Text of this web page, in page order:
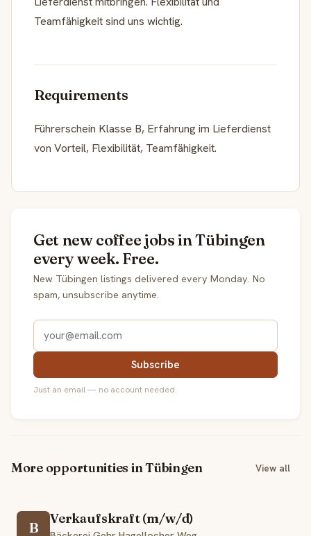
Teamfähigkeit sind uns wichtig.
Requirements
Führerschein Klasse B, Erfahrung im Lieferdienst
von Vorteil, Flexibilität, Teamfähigkeit.
Get new coffee jobs in Tübingen
every week. Free.
New Tübingen listings delivered every Monday. No
spam, unsubscribe anytime.
Subscribe
Just an email — no account needed.
More opportunities in Tübingen View all
B
Verkaufskraft (m/w/d)